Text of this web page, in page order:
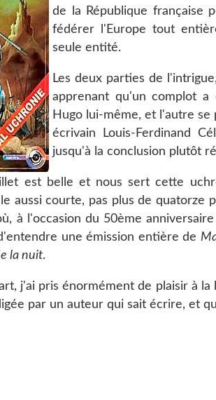
de la République française
fédérer l'Europe tout
seule entité.
Les deux parties de
apprenant qu'un complot a
Hugo lui-même, et l'autre se
écrivain Louis-Ferdinand
jusqu'à la conclusion plutôt
est belle et nous sert cette
aussi courte, pas plus de quatorze
à l'occasion du 50ème
une émission entière de
la nuit.
j'ai pris énormément de plaisir à
par un auteur qui sait écrire, et